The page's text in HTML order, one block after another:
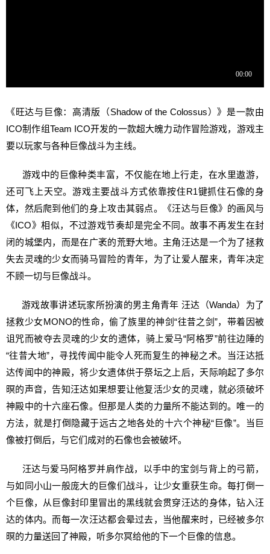
《旺达与巨像：高清版（Shadow of the Colossus）》是一款由
ICO制作组Team ICO开发的一款超大魄力动作冒险游戏， 游戏主
要以玩家与各种巨像战斗为主线。
游戏中的巨像种类丰富，不仅能在地上行走，在水里遨游，
还可飞上天空。游戏主要战斗方式依靠按住R1键抓住石像的身
体，然后爬到他们的身上攻击其弱点。《汪达与巨像》的画风与
《ICO》相似，不过游戏节奏却是完全不同。故事不再发生在封
闭的城堡内，而是在广袤的荒野大地。主角汪达是一个为了拯救
失去灵魂的少女而骑马冒险的青年，为了让爱人醒来，青年决定
不顾一切与巨像战斗。
游戏故事讲述玩家所扮演的男主角青年 汪达（Wanda）为了
拯救少女MONO的性命，偷了族里的神剑“往昔之剑”，带着因被
诅咒而被夺去灵魂的少女的遗体，骑上爱马“阿格罗”前往边陲的
“往昔大地”，寻找传闻中能令人死而复生的神秘之术。当汪达抵
达传闻中的神殿，将少女遗体供于祭坛之上后，天际响起了多尔
暝的声音，告知汪达如果想要让他复活少女的灵魂，就必须破坏
神殿中的十六座石像。但那是人类的力量所不能达到的。唯一的
方法，就是打倒隐藏于远古之地各处的十六个神秘“巨像”。当巨
像被打倒后，与它们成对的石像也会被破坏。
汪达与爱马阿格罗并肩作战，以手中的宝剑与背上的弓箭，
与如同小山一般庞大的巨像们战斗，让少女重获生命。每打倒一
个巨像，从巨像封印里冒出的黑线就会贯穿汪达的身体，钻入汪
达的体内。而每一次汪达都会晕过去，当他醒来时，已经被多尔
暝的力量送回了神殿，听多尔冥给他的下一个巨像的信息。